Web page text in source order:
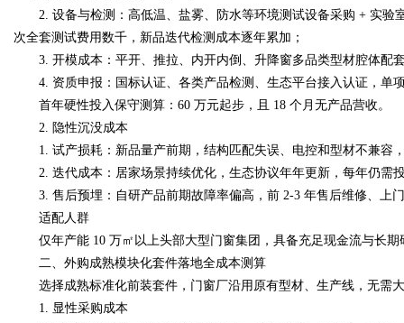
2. 设备与检测：高低温、盐雾、防水等环境测试设备采购 + 实验
次全套测试费用数千，新品迭代检测成本逐年累加；
3. 开模成本：平开、推拉、内开内倒、升降窗多品类型材腔体配
4. 资质申报：国标认证、各类产品检测、生态平台接入认证，单
首年硬性投入保守测算：60 万元起步，且 18 个月无产品营收。
2. 隐性沉没成本
1. 试产损耗：新品量产前期，结构匹配失误、电控和型材不兼容
2. 迭代成本：居家场景持续优化，生态协议年年更新，每年仍需
3. 售后预埋：自研产品前期故障率偏高，前 2-3 年售后维修、上
适配人群
仅年产能 10 万㎡以上头部大型门窗集团，具备充足现金流与长期
二、外购成熟模块化套件落地全成本测算
选择成熟标准化前装套件，门窗厂沿用原有型材、生产线，无需
1. 显性采购成本